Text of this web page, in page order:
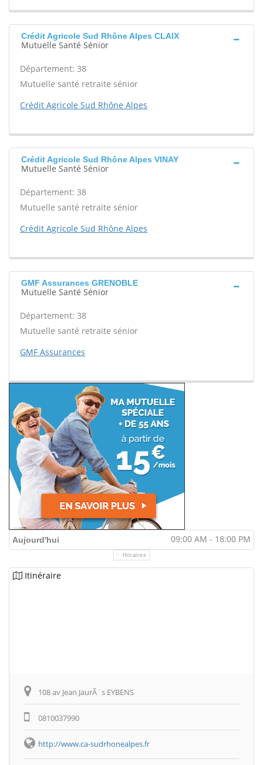
Crédit Agricole Sud Rhône Alpes CLAIX
Mutuelle Santé Sénior
Département: 38
Mutuelle santé retraite sénior
Crédit Agricole Sud Rhône Alpes
Crédit Agricole Sud Rhône Alpes VINAY
Mutuelle Santé Sénior
Département: 38
Mutuelle santé retraite sénior
Crédit Agricole Sud Rhône Alpes
GMF Assurances GRENOBLE
Mutuelle Santé Sénior
Département: 38
Mutuelle santé retraite sénior
GMF Assurances
Aujourd'hui 09:00 AM - 18:00 PM
Horaires
Itinéraire
108 av Jean JaurÃ¨s EYBENS
0810037990
http://www.ca-sudrhonealpes.fr